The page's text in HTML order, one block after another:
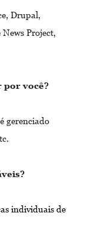
Drupal,
Project,
por você?
gerenciado
individuais de